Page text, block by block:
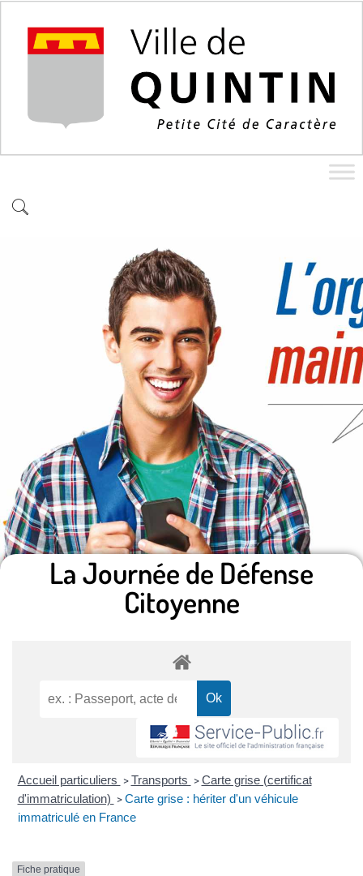
La Journée de Défense
Citoyenne
Accueil particuliers > Transports > Carte grise (certificat
d'immatriculation) > Carte grise : hériter d'un véhicule
immatriculé en France
Fiche pratique